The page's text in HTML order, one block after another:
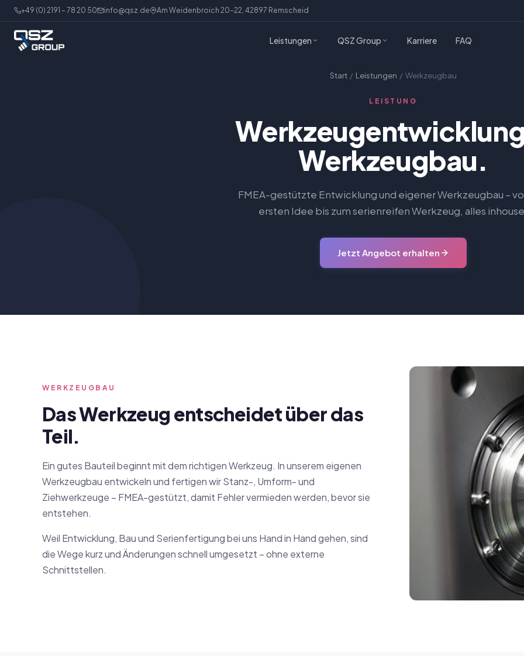
+49 (0) 2191 – 78 20 50 info@qsz.de Am Weidenbroich 20-22, 42897 Remscheid
Leistungen QSZ Group Karriere FAQ
Start/ Leistungen / Werkzeugbau
LEISTUNG
Werkzeugbau.
FMEA-gestützte Entwicklung und eigener Werkzeugbau –
ersten Idee bis zum serienreifen Werkzeug, alles
Jetzt Angebot erhalten
WERKZEUGBAU
Das Werkzeug entscheidet über das
Teil.
Ein gutes Bauteil beginnt mit dem richtigen Werkzeug. In unserem eigenen
Werkzeugbau entwickeln und fertigen wir Stanz-, Umform- und
Ziehwerkzeuge – FMEA-gestützt, damit Fehler vermieden werden, bevor sie
entstehen.
Weil Entwicklung, Bau und Serienfertigung bei uns Hand in Hand gehen, sind
die Wege kurz und Änderungen schnell umgesetzt – ohne externe
Schnittstellen.